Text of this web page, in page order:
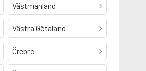
Västmanland
Västra Götaland
Örebro